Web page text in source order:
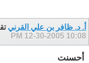
أ. د. ظافر بن علي القرني
12-30-2005 10:08 PM
أحسنت